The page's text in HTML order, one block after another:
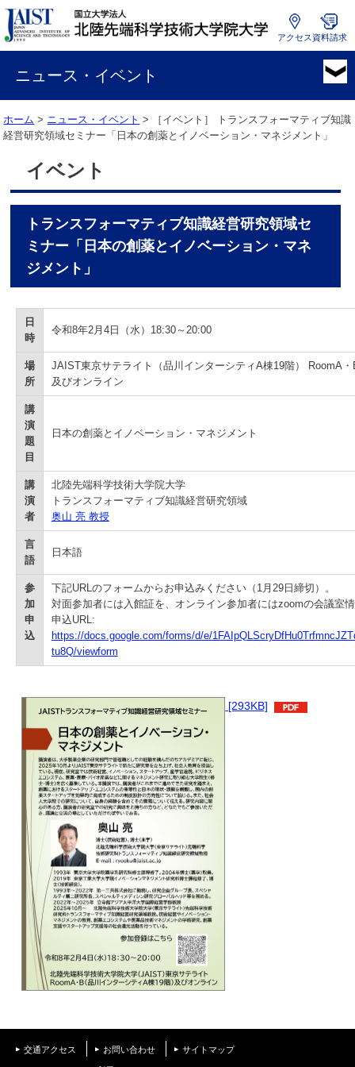
国
学
法
人
先
端
アクセス 資料請求
ニュース・イベント
ホーム > ニュース・イベント > ［イベント］
トランスフォーマティブ知識
経営研究領域セミナー「日本の創薬とイノベーション・マネジメント」
イベント
トランスフォーマティブ知識経営研究領域セ
ミナー「日本の創薬とイノベーション・マネ
ジメント」
日
時
令和8年2月4日（水）18:30～20:00
場
所
JAIST東京サテライト（品川インターシティA棟19階） RoomA・
及びオンライン
講
演
題
目
日本の創薬とイノベーション・マネジメント
講
演
者
北陸先端科学技術大学院大学
トランスフォーマティブ知識経営研究領域
奥山 亮 教授
言
語
日本語
参
加
申
込
下記URLのフォームからお申込みください（1月29日締切）。
対面参加者には入館証を、オンライン参加者にはzoomの会議室
申込URL:
https://docs.google.com/forms/d/e/
tu8Q/viewform
[293KB]
交通アクセス お問い合わせ サイトマップ